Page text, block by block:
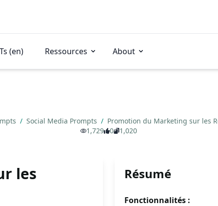
(en) Ressources About
/ Social Media Prompts / Promotion du Marketing sur les
1,729
0 1,020
les
Résumé
Fonctionnalités :